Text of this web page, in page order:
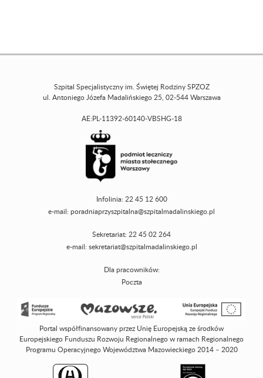
Szpital Specjalistyczny im. Świętej Rodziny SPZOZ
ul. Antoniego Józefa Madalińskiego 25, 02-544 Warszawa
AE:PL-11392-60140-VBSHG-18
Infolinia: 22 45 12 600
e-mail: poradniaprzyszpitalna@szpitalmadalinskiego.pl
Sekretariat: 22 45 02 264
e-mail: sekretariat@szpitalmadalinskiego.pl
Dla pracowników:
Poczta
Portal współfinansowany przez Unię Europejską ze środków
Europejskiego Funduszu Rozwoju Regionalnego w ramach Regionalnego
Programu Operacyjnego Województwa Mazowieckiego 2014 – 2020